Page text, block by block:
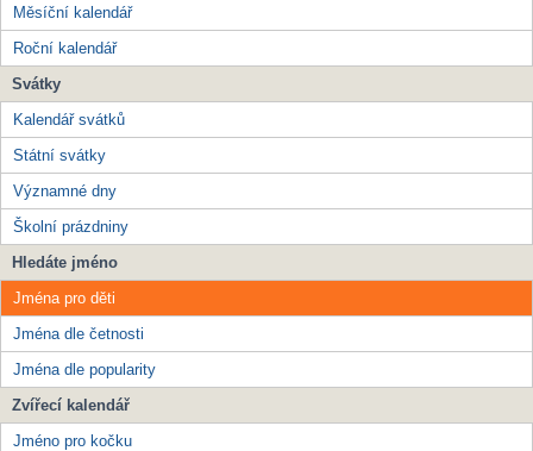
Měsíční kalendář
Roční kalendář
Svátky
Kalendář svátků
Státní svátky
Významné dny
Školní prázdniny
Hledáte jméno
Jména pro děti
Jména dle četnosti
Jména dle popularity
Zvířecí kalendář
Jméno pro kočku